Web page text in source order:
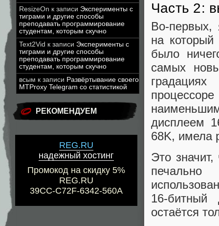
ResizeOn к записи Эксперименты с
тиграми и другие способы
преподавать программирование
студентам, которым скучно
Text2Vid к записи Эксперименты с
тиграми и другие способы
преподавать программирование
студентам, которым скучно
всым к записи Развёртывание своего
MTProxy Telegram со статистикой
РЕКОМЕНДУЕМ
REG.RU
надежный хостинг
Промокод на скидку 5%
REG.RU
39CC-C72F-6342-560A
Часть 2:
Во-первых,
на
было
самых
дисплеем
68K, имела
Это
16-
остаётся